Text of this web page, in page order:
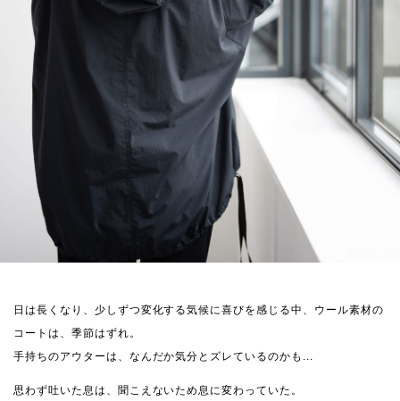
日は長くなり、少しずつ変化する気候に喜びを感じる中、ウール素材の
コートは、季節はずれ。
手持ちのアウターは、なんだか気分とズレているのかも...
思わず吐いた息は、聞こえないため息に変わっていた。